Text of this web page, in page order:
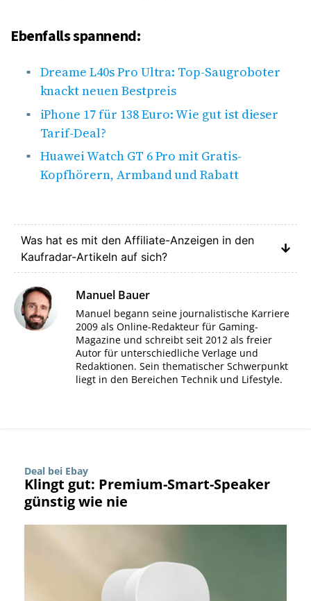
Ebenfalls spannend:
Dreame L40s Pro Ultra: Top-Saugroboter
knackt neuen Bestpreis
iPhone 17 für 138 Euro: Wie gut ist dieser
Tarif-Deal?
Huawei Watch GT 6 Pro mit Gratis-
Kopfhörern, Armband und Rabatt
Was hat es mit den Affiliate-Anzeigen in den
Kaufradar-Artikeln auf sich?
Manuel Bauer
Manuel begann seine journalistische Karriere
2009 als Online-Redakteur für Gaming-
Magazine und schreibt seit 2012 als freier
Autor für unterschiedliche Verlage und
Redaktionen. Sein thematischer Schwerpunkt
liegt in den Bereichen Technik und Lifestyle.
Deal bei Ebay
Klingt gut: Premium-Smart-Speaker
günstig wie nie